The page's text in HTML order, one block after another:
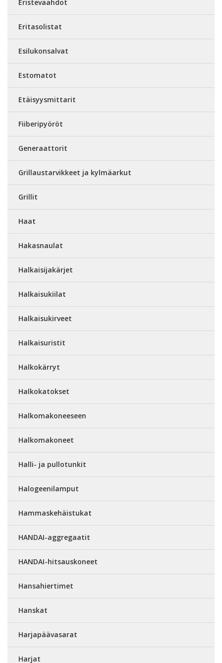
Eristevaahdot
Eritasolistat
Esilukonsalvat
Estomatot
Etäisyysmittarit
Fiiberipyöröt
Generaattorit
Grillaustarvikkeet ja kylmäarkut
Grillit
Haat
Hakasnaulat
Halkaisijakärjet
Halkaisukiilat
Halkaisukirveet
Halkaisuristit
Halkokärryt
Halkokatokset
Halkomakoneeseen
Halkomakoneet
Halli- ja pullotunkit
Halogeenilamput
Hammaskehäistukat
HANDAI-aggregaatit
HANDAI-hitsauskoneet
Hansahiertimet
Hanskat
Harjapäävasarat
Harjat